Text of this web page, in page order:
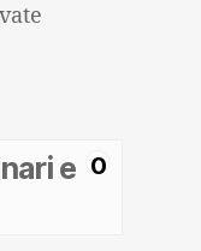
0
e